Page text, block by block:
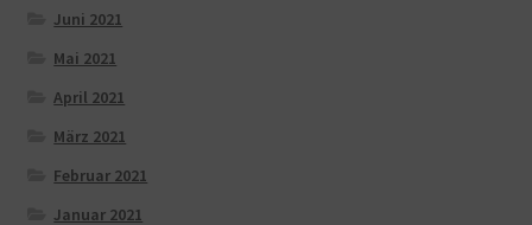
Juni 2021
Mai 2021
April 2021
März 2021
Februar 2021
Januar 2021